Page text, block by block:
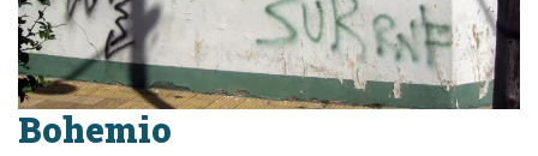
Bohemio